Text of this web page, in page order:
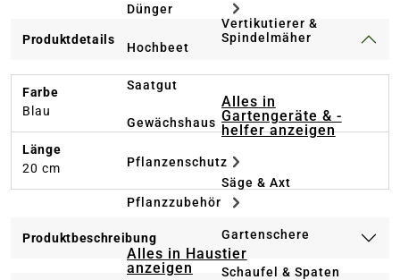
Dünger
Hochbeet
Saatgut
Gewächshaus
Pflanzenschutz
Pflanzzubehör
Alles in Haustier
anzeigen
Vertikutierer &
Spindelmäher
Alles in
Gartengeräte & -
helfer anzeigen
Säge & Axt
Gartenschere
Schaufel & Spaten
Produktdetails
Farbe
Blau
Länge
20 cm
Produktbeschreibung